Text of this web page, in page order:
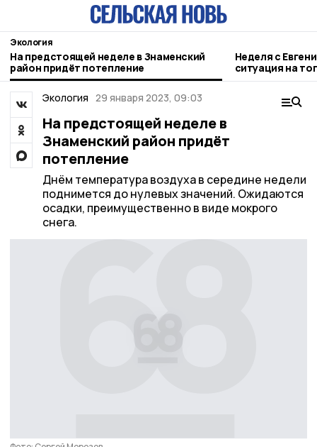
Экология
На предстоящей неделе в Знаменский
район придёт потепление
Неделя с
ситуация на
городе и
Экология 29 января 2023, 09:03
На предстоящей неделе в
Знаменский район придёт
потепление
Днём температура воздуха в середине недели
поднимется до нулевых значений. Ожидаются
осадки, преимущественно в виде мокрого
снега.